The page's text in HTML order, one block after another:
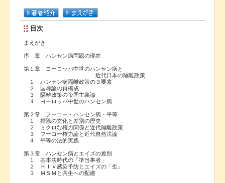
目次
まえがき
序 章 ハンセン病問題の現在
第１章 ヨーロッパ中世のハンセン病と
近代日本の隔離政策
１ ハンセン病隔離政策の３要素
２ 国辱論の再構成
３ 隔離政策の帝国主義論
４ ヨーロッパ中世のハンセン病
第２章 フーコー・ハンセン病・平等
１ 排除の文化と差別の歴史
２ ミクロな権力関係と近代隔離政策
３ フーコー権力論と近代自然法論
４ 平等の法的実践
第３章 ハンセン病とエイズの差別
１ 基本法時代の「準当事者」
２ ＨＩＶ感染予防とエイズの「生」
３ ＭＳＭと共生への配慮